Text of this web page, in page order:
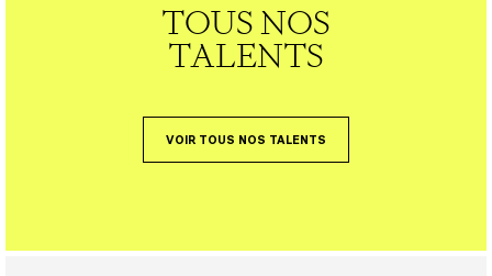
TOUS NOS
TALENTS
VOIR TOUS NOS TALENTS